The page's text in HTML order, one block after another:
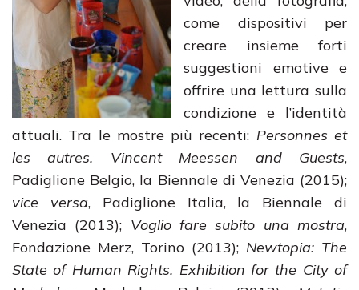
come dispositivi per
creare insieme forti
suggestioni emotive e
offrire una lettura sulla
condizione e l’identità
attuali. Tra le mostre più recenti: Personnes et
les autres. Vincent Meessen and Guests,
Padiglione Belgio, la Biennale di Venezia (2015);
vice versa, Padiglione Italia, la Biennale di
Venezia (2013); Voglio fare subito una mostra,
Fondazione Merz, Torino (2013); Newtopia: The
State of Human Rights. Exhibition for the City of